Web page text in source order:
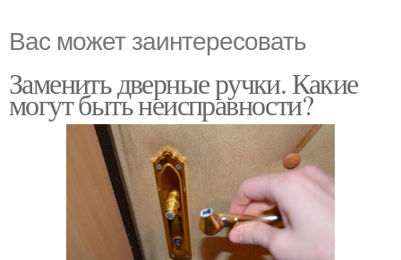
Вас может заинтересовать
Заменить дверные ручки. Какие
могут быть неисправности?